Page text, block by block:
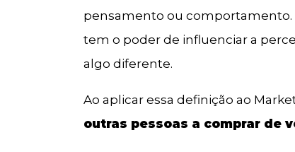
pensamento ou
tem o poder de influenciar a
algo diferente.
Ao aplicar essa definição ao
outras pessoas a comprar de